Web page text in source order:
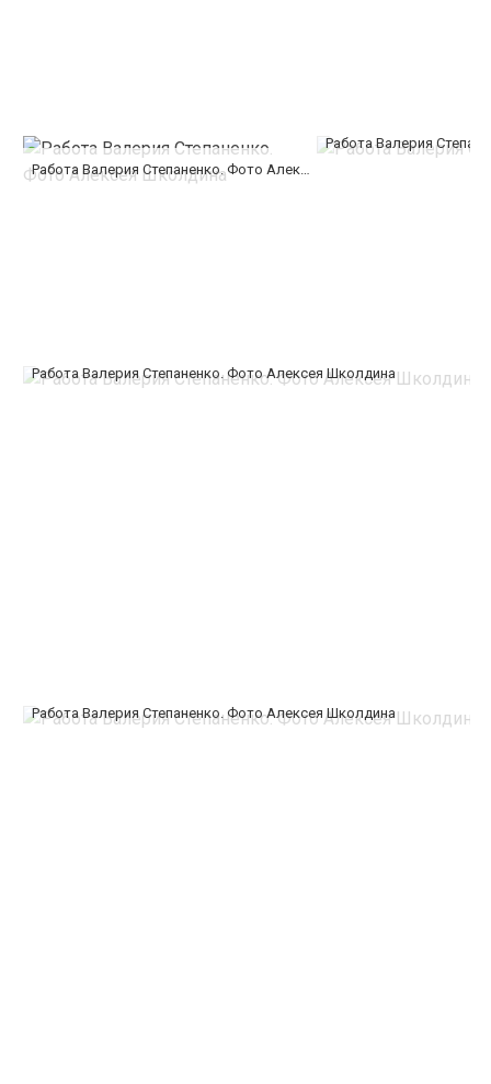
Работа Валерия Степаненко. Фото Алексея Школдина
Работа Валерия
Работа Валерия Степаненко. Фото Алексея Школдина
Работа Валерия Степаненко. Фото Алексея Школдина